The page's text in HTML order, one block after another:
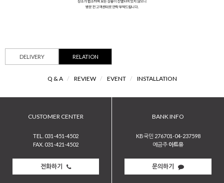
DELIVERY RELATION
Q & A / REVIEW / EVENT / INSTALLATION
CUSTOMER CENTER
TEL. 031-451-4502
FAX. 031-421-4502
전화하기
BANK INFO
KB국민 276701-04-237598
예금주 아트유
문의하기